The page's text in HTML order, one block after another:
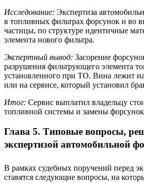
Исследование: Экспертиза
в топливных фильтрах форсунок и во
частицы, по структуре идентичные
элемента нового фильтра.
Экспертный вывод: Засорение
разрушения фильтрующего элемента
установленного при ТО. Вина лежит
или на сервисе, который установил
Итог: Сервис выплатил владельцу
топливной системы и замены
Глава 5. Типовые вопросы,
экспертизой автомобильной
В рамках судебных поручений перед
ставятся следующие вопросы, на